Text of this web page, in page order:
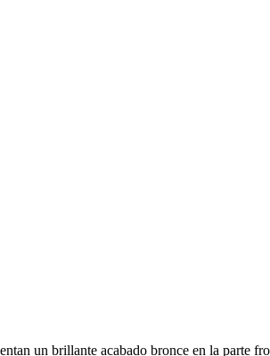
un brillante acabado bronce en la